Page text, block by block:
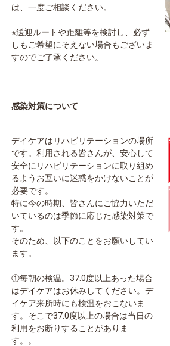
は、一度ご相談ください。
※送迎ルートや距離等を検討し、必ず
しもご希望にそえない場合もございま
すのでご了承ください。
感染対策について
デイケアはリハビリテーションの場所
です。利用される皆さんが、安心して
安全にリハビリテーションに取り組め
るようお互いに迷惑をかけないことが
必要です。
特に今の時期、皆さんにご協力いただ
いているのは季節に応じた感染対策で
す。
そのため、以下のことをお願いしてい
ます。
①毎朝の検温。37.0度以上あった場合
はデイケアはお休みしてください。デ
イケア来所時にも検温をおこないま
す。そこで37.0度以上の場合は当日の
利用をお断りすることがありま
す。。